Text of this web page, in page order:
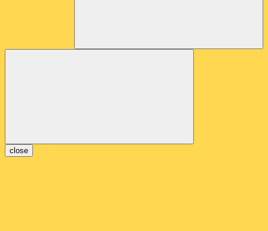
close